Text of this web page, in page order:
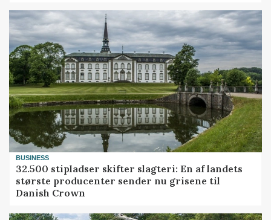
BUSINESS
32.500 stipladser skifter slagteri: En af landets
største producenter sender nu grisene til
Danish Crown